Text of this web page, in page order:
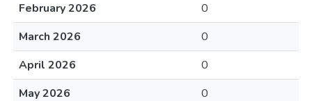
February 2026
0
March 2026
0
April 2026
0
May 2026
0